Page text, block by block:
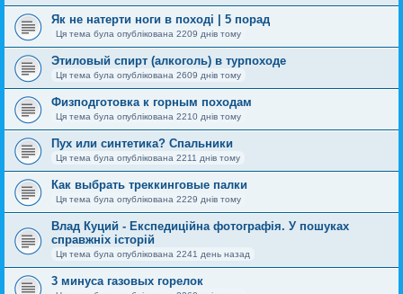
Як не натерти ноги в поході | 5 порад
Ця тема була опублікована 2209 днів тому
Этиловый спирт (алкоголь) в турпоходе
Ця тема була опублікована 2609 днів тому
Физподготовка к горным походам
Ця тема була опублікована 2210 днів тому
Пух или синтетика? Спальники
Ця тема була опублікована 2211 днів тому
Как выбрать треккинговые палки
Ця тема була опублікована 2229 днів тому
Влад Куций - Експедиційна фотографія. У пошуках
справжніх історій
Ця тема була опублікована 2241 день назад
3 минуса газовых горелок